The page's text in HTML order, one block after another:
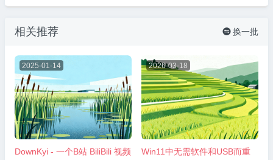
相关推荐  换一批
2025-01-14
DownKyi - 一个B站 BiliBili 视频
2026-03-18
Win11中无需软件和USB而重